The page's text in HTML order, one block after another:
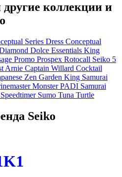
коллекции и
Series Dress Conceptual
Dolce Essentials King
Promo Prospex Rotocall Seiko 5
Arnie Captain Willard Cocktail
Zen Garden King Samurai
MonsterPADI Samurai
Speedtimer Sumo Tuna Turtle
Seiko